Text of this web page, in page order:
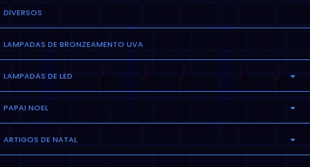
DIVERSOS
LAMPADAS DE BRONZEAMENTO UVA
LAMPADAS DE LED
LAMPADA ELETRONICA
LAMPADA MILHO
PAPAI NOEL
INFLAVEL
ARTIGOS DE NATAL